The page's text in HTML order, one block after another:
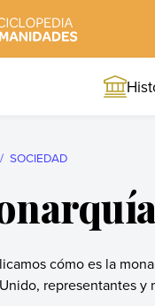
SOCIEDAD
cómo es la
representantes y